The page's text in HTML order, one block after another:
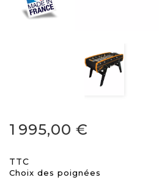
1 995,00 €
TTC
Choix des poignées